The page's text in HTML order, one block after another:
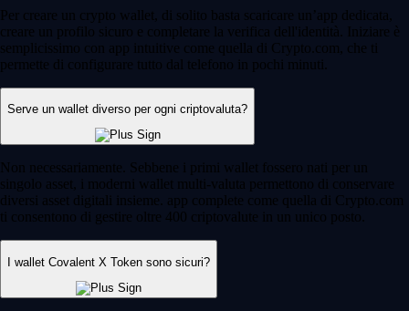
Per creare un crypto wallet, di solito basta scaricare un’app dedicata,
creare un profilo sicuro e completare la verifica dell'identità. Iniziare è
semplicissimo con app intuitive come quella di Crypto.com, che ti
permette di configurare tutto dal telefono in pochi minuti.
Serve un wallet diverso per ogni criptovaluta?
Non necessariamente. Sebbene i primi wallet fossero nati per un
singolo asset, i moderni wallet multi-valuta permettono di conservare
diversi asset digitali insieme. app complete come quella di Crypto.com
ti consentono di gestire oltre 400 criptovalute in un unico posto.
I wallet Covalent X Token sono sicuri?